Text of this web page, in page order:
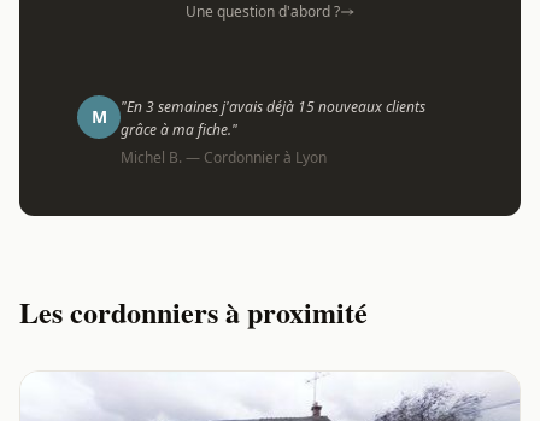
Une question d'abord ?
M
"En 3 semaines j'avais déjà 15 nouveaux clients
grâce à ma fiche."
Michel B. — Cordonnier à Lyon
Les cordonniers à proximité